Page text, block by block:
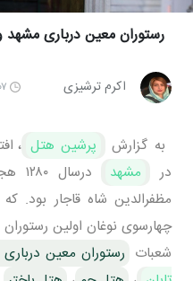
رستوران معین درباری
اکرم ترشیزی ۰۷
به گزارش پرشین هتل ،
در
مشهد
مظفرالدین شاه قاجار بود.
چهارسوی نوغان اولین
شعبات رستوران معین